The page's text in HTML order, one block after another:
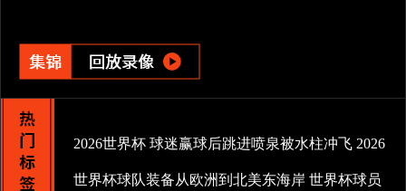
2026世界杯 球迷赢球后跳进喷泉被水柱冲飞 2026
世界杯球队装备从欧洲到北美东海岸 世界杯球员